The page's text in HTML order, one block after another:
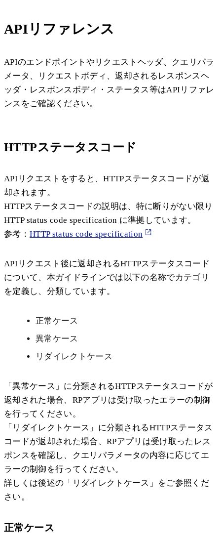
APIリファレンス
APIのエンドポイントやリクエストヘッダ、クエリパラ
メータ、リクエストボディ、返却されるレスポンスヘ
ッダ・レスポンスボディ・ステータス等はAPIリファレ
ンスをご確認ください。
HTTPステータスコード
APIリクエストをすると、HTTPステータスコードが返
却されます。
HTTPステータスコードの説明は、特に断りがない限り
HTTP status code specification に準拠しています。
参考：HTTP status code specification
APIリクエスト後に返却されるHTTPステータスコード
について、本ガイドラインでは以下の名称でカテゴリ
を定義し、分類しています。
正常ケース
異常ケース
リダイレクトケース
「異常ケース」に分類されるHTTPステータスコードが
返却された場合、RPアプリは受け取ったエラーの制御
を行ってください。
「リダイレクトケース」に分類されるHTTPステータス
コードが返却された場合、RPアプリは受け取ったレス
ポンスを確認し、クエリパラメータの内容に応じてエ
ラーの制御を行ってください。
詳しくは後述の「リダイレクトケース」をご参照くだ
さい。
正常ケース